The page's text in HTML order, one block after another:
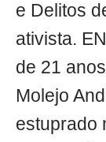
e Delitos
ativista.
de 21
Molejo
estuprado